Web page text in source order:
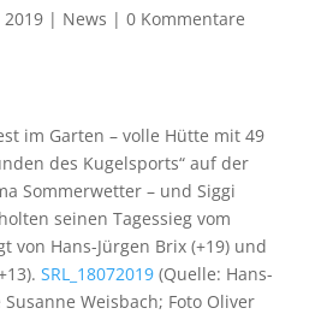
2019| News | 0 Kommentare
im Garten – volle Hütte mit 49
des Kugelsports“ auf der
Sommerwetter – und Siggi
seinen Tagessieg vom
von Hans-Jürgen Brix (+19) und
SRL_18072019(Quelle: Hans-
Weisbach; Foto Oliver